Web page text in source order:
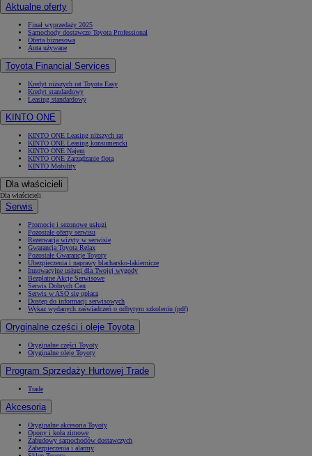
Aktualne oferty
Finał wyprzedaży 2025
Samochody dostawcze Toyota Professional
Oferta biznesowa
Auta używane
Toyota Financial Services
Kredyt niższych rat Toyota Easy
Kredyt standardowy
Leasing standardowy
KINTO ONE
KINTO ONE Leasing niższych rat
KINTO ONE Leasing konsumencki
KINTO ONE Najem
KINTO ONE Zarządzanie flotą
KINTO Mobility
Dla właścicieli
Dla właścicieli
Serwis
Promocje i sezonowe usługi
Pozostałe oferty serwisu
Rezerwacja wizyty w serwisie
Gwarancja Toyota Relax
Pozostałe Gwarancje Toyoty
Ubezpieczenia i naprawy blacharsko-lakiernicze
Innowacyjne usługi dla Twojej wygody
Bezpłatne Akcje Serwisowe
Serwis Dobrych Cen
Serwis w ASO się opłaca
Dostęp do informacji serwisowych
Wykaz wydanych zaświadczeń o odbytym szkoleniu (pdf)
Oryginalne części i oleje Toyota
Oryginalne części Toyoty
Oryginalne oleje Toyoty
Program Sprzedaży Hurtowej Trade
Trade
Akcesoria
Oryginalne akcesoria Toyoty
Opony i koła zimowe
Zabudowy samochodów dostawczych
Zabezpieczenia i alarmy